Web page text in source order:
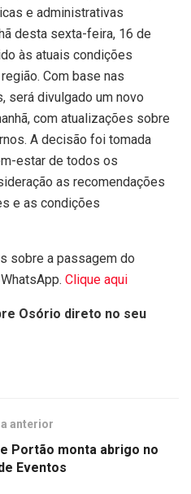
e administrativas
desta sexta-feira, 16 de
às atuais condições
Com base nas
será divulgado um novo
com atualizações sobre
A decisão foi tomada
estar de todos os
as recomendações
e as condições
sobre a passagem do
Clique aqui
Osório direto no seu
anterior
Portão monta abrigo no
Eventos